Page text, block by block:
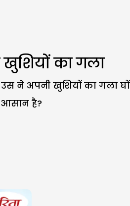
खुशियों का गला
ने अपनी खुशियों का गला
आसान है?